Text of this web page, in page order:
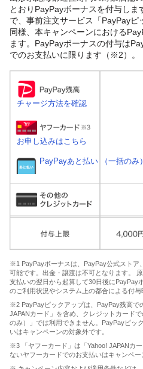
とおりPayPayボーナスを付与し
で、事前注文サービス「PayPayピ
同様、本キャンペーンにおける
ます。PayPayボーナスの付与は
でのお支払いに限ります（※2）。
チャージ方法を確認
お申し込みはこちら
PayPayあと払い （一括のみ）
※1 PayPayボーナスは、PayPay公式ストア
可能です。出金・譲渡は不可となります。
支払いの翌日から起算して30日後にPayPay
のご利用状況やシステム上の都合による付与
※2 PayPayピックアップは、PayPay残高で
JAPANカード」を含め、クレジットカード
のみ）」では利用できません。PayPayピッ
いはキャンペーンの対象外です。
※3 「ヤフーカード」は「Yahoo! JAPANカ
ないヤフーカードでのお支払いはキャンペー